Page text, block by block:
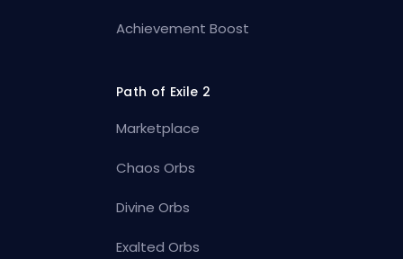
Achievement Boost
Path of Exile 2
Marketplace
Chaos Orbs
Divine Orbs
Exalted Orbs